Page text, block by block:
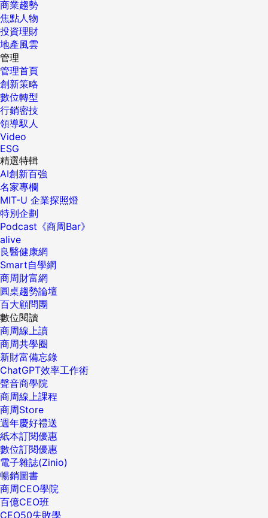
商業趨勢
焦點人物
投資理財
地產風雲
管理
管理首頁
創新策略
數位轉型
行銷密技
領導馭人
Video
ESG
精選特輯
AI創新百強
名家專欄
MIT-U 企業探照燈
特別企劃
Podcast《商周Bar》
alive
良醫健康網
Smart自學網
商周財富網
圓桌趨勢論壇
百大顧問團
數位閱讀
商周線上讀
商周共學圈
新財富備忘錄
ChatGPT效率工作術
聲音商學院
商周線上課程
商周Store
週年慶好禮送
紙本訂閱優惠
數位訂閱優惠
電子雜誌(Zinio)
暢銷圖書
商周CEO學院
百億CEO班
CEO50失敗學